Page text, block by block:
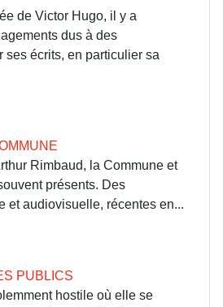
de Victor Hugo, il y a
dus à des
ses écrits, en particulier sa
Rimbaud, la Commune et
présents. Des
et audiovisuelle, récentes en...
PUBLICS
hostile où elle se